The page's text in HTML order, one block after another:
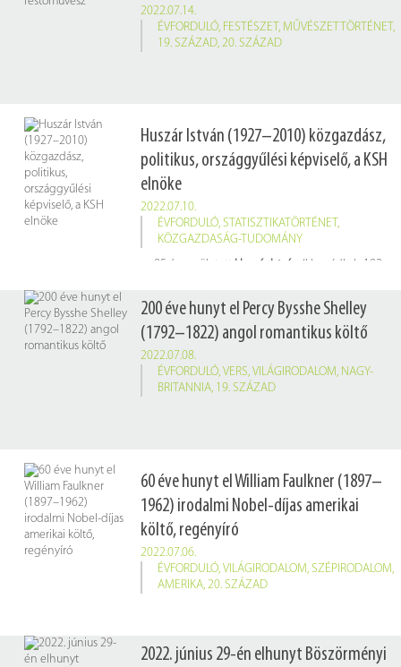
2022.07.14.
ÉVFORDULÓ, FESTÉSZET, MŰVÉSZETTÖRTÉNET,
19. SZÁZAD, 20. SZÁZAD
Huszár István (1927–2010) közgazdász,
politikus, országgyűlési képviselő, a KSH
elnöke
2022.07.10.
ÉVFORDULÓ, STATISZTIKATÖRTÉNET,
KÖZGAZDASÁG-TUDOMÁNY
95 éve született Huszár István (Hernádkak, 1927. július 10. – Budapest, 2010. szeptember 11.) közgazdász, politikus, országgyűlési képviselő, a KSH elnöke
200 éve hunyt el Percy Bysshe Shelley
(1792–1822) angol romantikus költő
2022.07.08.
ÉVFORDULÓ, VERS, VILÁGIRODALOM, NAGY-
BRITANNIA, 19. SZÁZAD
60 éve hunyt el William Faulkner (1897–
1962) irodalmi Nobel-díjas amerikai
költő, regényíró
2022.07.06.
ÉVFORDULÓ, VILÁGIRODALOM, SZÉPIRODALOM,
AMERIKA, 20. SZÁZAD
2022. június 29-én elhunyt Böszörményi